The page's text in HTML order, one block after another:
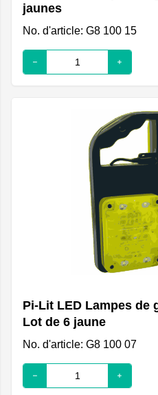
jaunes
No. d'article: G8 100 15
Pi-Lit LED Lampes de
Lot de 6 jaune
No. d'article: G8 100 07